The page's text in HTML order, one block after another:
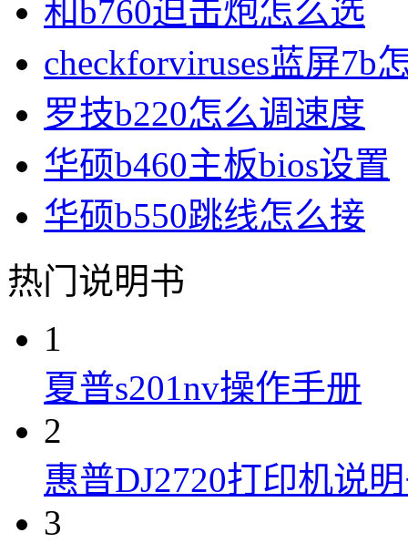
和b760迫击炮怎么选
checkforviruses蓝屏7b
罗技b220怎么调速度
华硕b460主板bios设置
华硕b550跳线怎么接
热门说明书
1
夏普s201nv操作手册
2
惠普DJ2720打印机说
3